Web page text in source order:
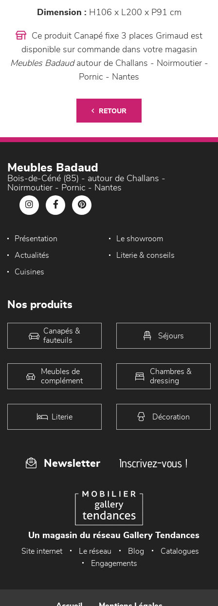
Dimension : H106 x L200 x P91 cm
Ce produit Canapé fixe 3 places Grimaud est
disponible sur commande dans votre magasin
Meubles Badaudautour de Challans - Noirmoutier -
Pornic - Nantes
RETOUR
Meubles Badaud
Bois-de-Céné (85) - autour de Challans -
Noirmoutier - Pornic - Nantes
Présentation Le showroom
Actualités Literie & conseils
Cuisines
Nos produits
Canapés &
fauteuils
Séjours
Meubles de
complément
Chambres &
dressing
Literie Décoration
Newsletter Inscrivez-vous !
Un magasin du réseau Gallery Tendances
Site internet Le réseau Blog
Catalogues
Engagements